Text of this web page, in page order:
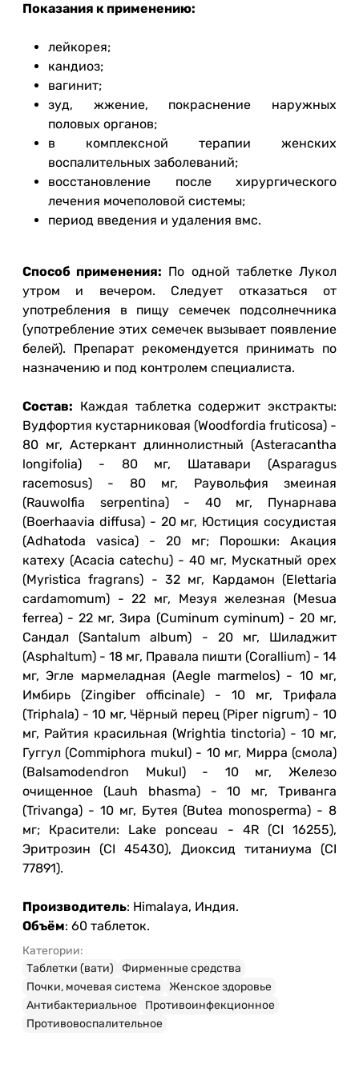
Показания к применению:
лейкорея;
кандиоз;
вагинит;
зуд, жжение, покраснение наружных
половых органов;
в комплексной терапии женских
воспалительных заболеваний;
восстановление после хирургического
лечения мочеполовой системы;
период введения и удаления вмс.
Способ применения: По одной таблетке Лукол
утром и вечером. Следует отказаться от
употребления в пищу семечек подсолнечника
(употребление этих семечек вызывает появление
белей). Препарат рекомендуется принимать по
назначению и под контролем специалиста.
Состав: Каждая таблетка содержит экстракты:
Вудфортия кустарниковая (Woodfordia fruticosa) -
80 мг, Астеркант длиннолистный (Asteracantha
longifolia) - 80 мг, Шатавари (Asparagus
racemosus) - 80 мг, Раувольфия змеиная
(Rauwolfia serpentina) - 40 мг, Пунарнава
(Boerhaavia diffusa) - 20 мг, Юстиция сосудистая
(Adhatoda vasica) - 20 мг; Порошки: Акация
катеху (Acacia catechu) - 40 мг, Мускатный орех
(Myristica fragrans) - 32 мг, Кардамон (Elettaria
cardamomum) - 22 мг, Мезуя железная (Mesua
ferrea) - 22 мг, Зира (Cuminum cyminum) - 20 мг,
Сандал (Santalum album) - 20 мг, Шиладжит
(Asphaltum) - 18 мг, Правала пишти (Corallium) - 14
мг, Эгле мармеладная (Aegle marmelos) - 10 мг,
Имбирь (Zingiber officinale) - 10 мг, Трифала
(Triphala) - 10 мг, Чёрный перец (Piper nigrum) - 10
мг, Райтия красильная (Wrightia tinctoria) - 10 мг,
Гуггул (Commiphora mukul) - 10 мг, Мирра (смола)
(Balsamodendron Mukul) - 10 мг, Железо
очищенное (Lauh bhasma) - 10 мг, Триванга
(Trivanga) - 10 мг, Бутея (Butea monosperma) - 8
мг; Красители: Lake ponceau - 4R (CI 16255),
Эритрозин (CI 45430), Диоксид титаниума (CI
77891).
Производитель: Himalaya, Индия.
Объём: 60 таблеток.
Категории:
Таблетки (вати)
Фирменные средства
Почки, мочевая система
Женское здоровье
Антибактериальное
Противоинфекционное
Противовоспалительное